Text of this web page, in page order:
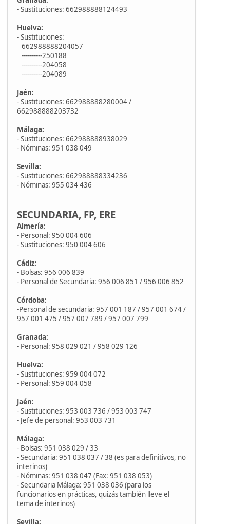
- Sustituciones: 662988888124493
Huelva:
- Sustituciones:
662988888204057
----------250188
----------204058
----------204089
Jaén:
- Sustituciones: 662988888280004 /
662988888203732
Málaga:
- Sustituciones: 662988888938029
- Nóminas: 951 038 049
Sevilla:
- Sustituciones: 662988888334236
- Nóminas: 955 034 436
SECUNDARIA, FP, ERE
Almería:
- Personal: 950 004 606
- Sustituciones: 950 004 606
Cádiz:
- Bolsas: 956 006 839
- Personal de Secundaria: 956 006 851 / 956 006 852
Córdoba:
-Personal de secundaria: 957 001 187 / 957 001 674 /
957 001 475 / 957 007 789 / 957 007 799
Granada:
- Personal: 958 029 021 / 958 029 126
Huelva:
- Sustituciones: 959 004 072
- Personal: 959 004 058
Jaén:
- Sustituciones: 953 003 736 / 953 003 747
- Jefe de personal: 953 003 731
Málaga:
- Bolsas: 951 038 029 / 33
- Secundaria: 951 038 037 / 38 (es para definitivos, no
interinos)
- Nóminas: 951 038 047 (Fax: 951 038 053)
- Secundaria Málaga: 951 038 036 (para los
funcionarios en prácticas, quizás también lleve el
tema de interinos)
Sevilla: